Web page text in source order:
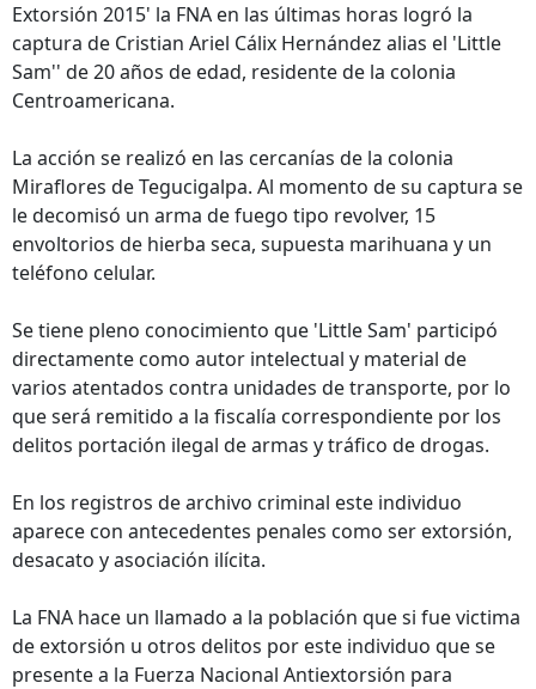
Extorsión 2015' la FNA en las últimas horas logró la
captura de Cristian Ariel Cálix Hernández alias el 'Little
Sam'' de 20 años de edad, residente de la colonia
Centroamericana.
La acción se realizó en las cercanías de la colonia
Miraflores de Tegucigalpa. Al momento de su captura se
le decomisó un arma de fuego tipo revolver, 15
envoltorios de hierba seca, supuesta marihuana y un
teléfono celular.
Se tiene pleno conocimiento que 'Little Sam' participó
directamente como autor intelectual y material de
varios atentados contra unidades de transporte, por lo
que será remitido a la fiscalía correspondiente por los
delitos portación ilegal de armas y tráfico de drogas.
En los registros de archivo criminal este individuo
aparece con antecedentes penales como ser extorsión,
desacato y asociación ilícita.
La FNA hace un llamado a la población que si fue victima
de extorsión u otros delitos por este individuo que se
presente a la Fuerza Nacional Antiextorsión para